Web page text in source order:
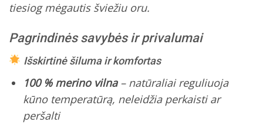
tiesiog mėgautis šviežiu oru.
Pagrindinės savybės ir privalumai
Išskirtinė šiluma ir komfortas
100 % merino vilna– natūraliai reguliuoja
kūno temperatūrą, neleidžia perkaisti ar
peršalti